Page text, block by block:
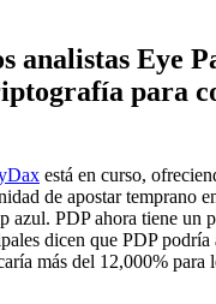
analistas Eye
para
está en curso,
de apostar temprano
azul. PDP ahora tiene un
dicen que PDP podría
más del 12,000% para